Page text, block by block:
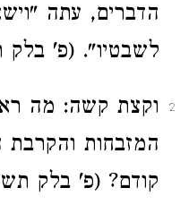
הדברים, עתה
לשבטיו". (פ' בלק
2
וקצת קשה: מה
המזבחות
קודם? (פ' בלק